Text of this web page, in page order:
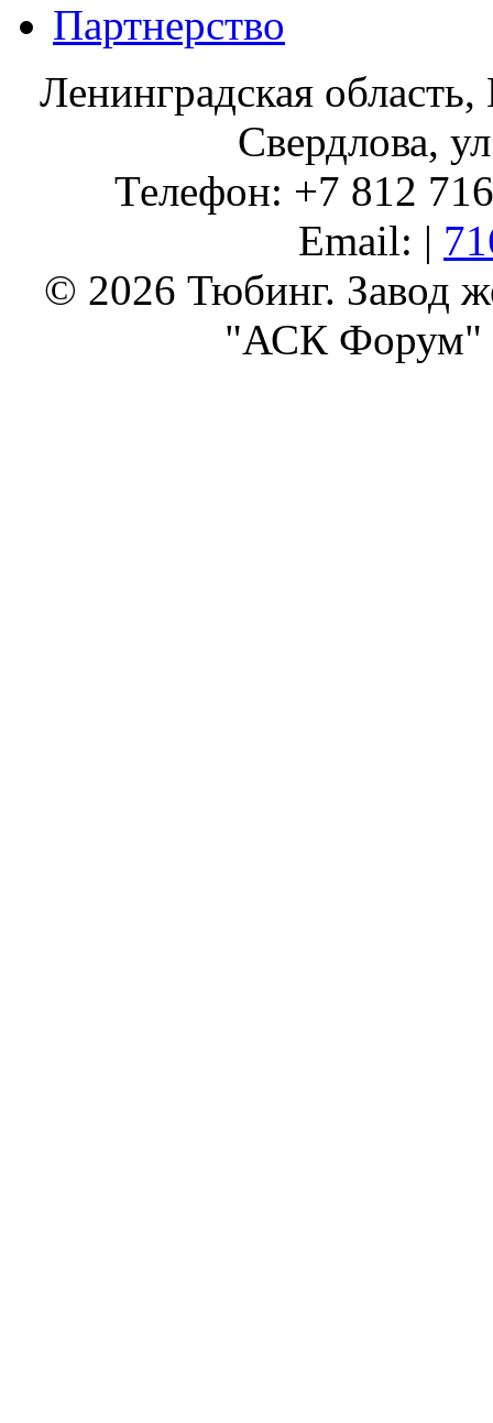
Партнерство
Ленинградская
Свердлова,
Телефон: +7 812
Email: |
© 2026 Тюбинг. Завод
"АСК Форум"